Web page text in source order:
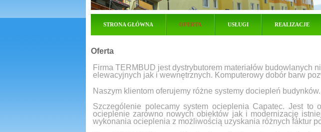
STRONA GŁÓWNA OFERTA USŁUGI REALIZACJE
Oferta
Firma TERMBUD jest dystrybutorem materiałów budowlanych
elewacyjnych jak i wewnętrznych. Komputerowy dobór barw
Naszym klientom oferujemy różne systemy dociepleń budynków.
Szczególenie polecamy system ocieplenia Capatec. Jest to
ocieplenie zarówno nowych obiektów jak i modernizację
wykonania ocieplenia z możliwością uzyskania różnych faktur